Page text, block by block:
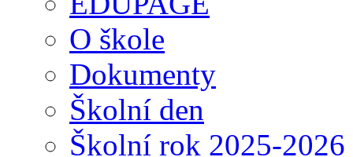
O škole
Dokumenty
Školní den
Školní rok 2025-2026